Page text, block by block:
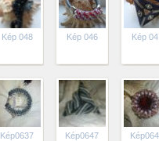
Kép 048 Kép 046 Kép
Kép0637 Kép0647